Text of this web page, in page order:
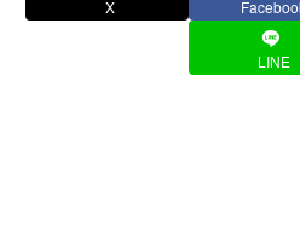
X
LINE